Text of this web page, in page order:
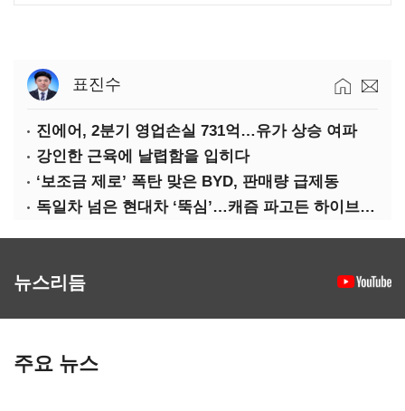
표진수
진에어, 2분기 영업손실 731억…유가 상승 여파
강인한 근육에 날렵함을 입히다
‘보조금 제로’ 폭탄 맞은 BYD, 판매량 급제동
독일차 넘은 현대차 ‘뚝심’…캐즘 파고든 하이브리드 역전극
뉴스리듬
주요 뉴스